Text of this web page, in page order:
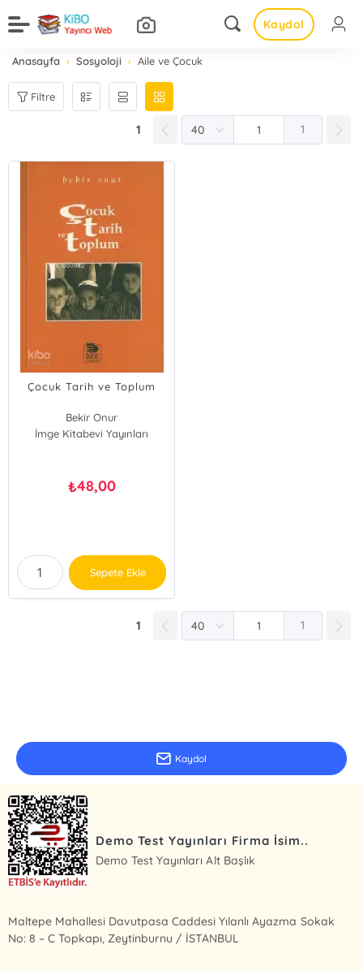
Kaydol
Anasayfa Sosyoloji Aile ve Çocuk
Filtre
1 1
Çocuk Tarih ve Toplum
Bekir Onur
İmge Kitabevi Yayınları
₺48,00
Sepete Ekle
1 1
Kaydol
Demo Test Yayınları Firma İsim..
Demo Test Yayınları Alt Başlık
Maltepe Mahallesi Davutpasa Caddesi Yılanlı Ayazma Sokak
No: 8 – C Topkapı, Zeytinburnu / İSTANBUL